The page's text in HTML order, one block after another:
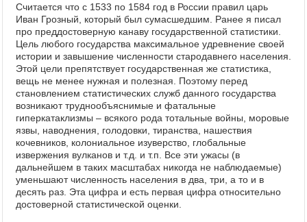
Считается что с 1533 по 1584 год в России правил царь
Иван Грозный, который был сумасшедшим. Ранее я писал
про преддостоверную канаву государственной статистики.
Цель любого государства максимальное удревнение своей
истории и завышение численности стародавнего населения.
Этой цели препятствует государственная же статистика,
вещь не менее нужная и полезная. Поэтому перед
становлением статистических служб данного государства
возникают труднообъяснимые и фатальные
гиперкатаклизмы – всякого рода тотальные войны, моровые
язвы, наводнения, голодовки, тиранства, нашествия
кочевников, колониальное изуверство, глобальные
извержения вулканов и т.д. и т.п. Все эти ужасы (в
дальнейшем в таких масштабах никогда не наблюдаемые)
уменьшают численность населения в два, три, а то и в
десять раз. Эта цифра и есть первая цифра относительно
достоверной статистической оценки.